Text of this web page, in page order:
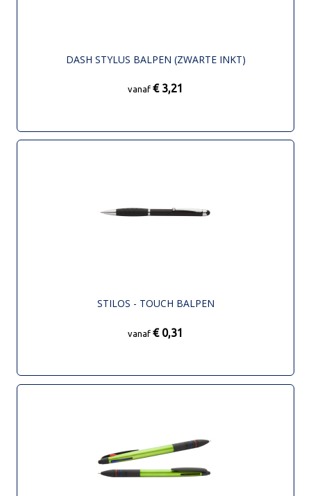
DASH STYLUS BALPEN (ZWARTE INKT)
vanaf € 3,21
STILOS - TOUCH BALPEN
vanaf € 0,31